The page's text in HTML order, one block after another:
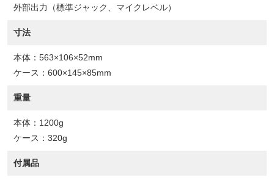
外部出力（標準ジャック、マイクレベル）
寸法
本体：563×106×52mm
ケース：600×145×85mm
重量
本体：1200g
ケース：320g
付属品